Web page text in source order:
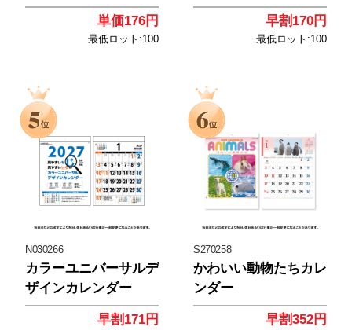
単価176円
最低ロット:100
早割170円
最低ロット:100
<
N030266
カラーユニバーサルデ
ザインカレンダー
早割171円
<
S270258
かわいい動物たちカレ
ンダー
早割352円